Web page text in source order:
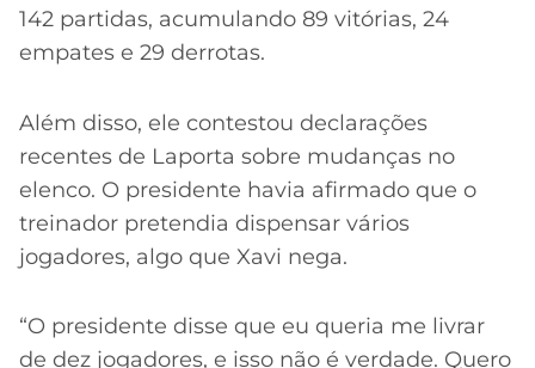
142 partidas, acumulando 89 vitórias, 24
empates e 29 derrotas.
Além disso, ele contestou declarações
recentes de Laporta sobre mudanças no
elenco. O presidente havia afirmado que o
treinador pretendia dispensar vários
jogadores, algo que Xavi nega.
“O presidente disse que eu queria me livrar
de dez jogadores, e isso não é verdade. Quero